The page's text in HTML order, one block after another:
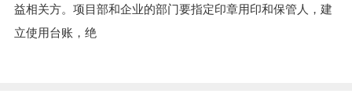
益相关方。项目部和企业的部门要指定印章用印和保管人，建
立使用台账，绝